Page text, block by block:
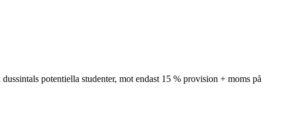
potentiella studenter, mot endast 15 % provision + moms på